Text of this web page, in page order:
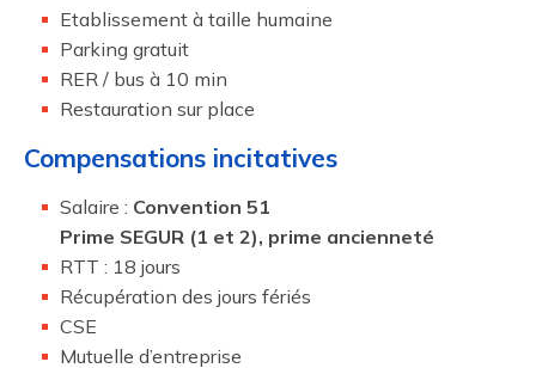
Etablissement à taille humaine
Parking gratuit
RER / bus à 10 min
Restauration sur place
Compensations incitatives
Salaire : Convention 51
Prime SEGUR (1 et 2), prime ancienneté
RTT : 18 jours
Récupération des jours fériés
CSE
Mutuelle d’entreprise